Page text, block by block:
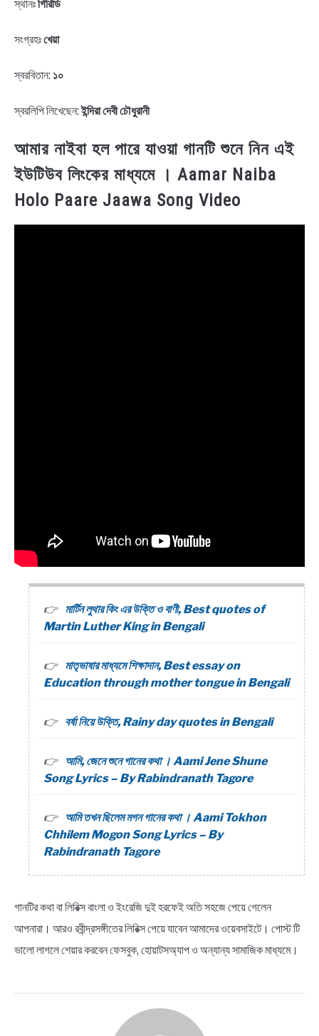
স্থানঃগিরিডি
সংগ্রহঃখেয়া
স্বরবিতান: ১০
স্বরলিপি লিখেছেন:ইন্দিরা দেবী চৌধুরানী
আমার নাইবা হল পারে যাওয়া গানটি শুনে নিন এই
ইউটিউব লিংকের মাধ্যমে । Aamar Naiba
Holo Paare Jaawa Song Video
মার্টিন লুথার কিং এর উক্তি ও বাণী, Best quotes of
Martin Luther King in Bengali
মাতৃভাষার মাধ্যমে শিক্ষাদান, Best essay on
Education through mother tongue in Bengali
বর্ষা নিয়ে উক্তি, Rainy day quotes in Bengali
আমি, জেনে শুনে গানের কথা । Aami Jene Shune
Song Lyrics – By Rabindranath Tagore
আমি তখন ছিলেম মগন গানের কথা । Aami Tokhon
Chhilem Mogon Song Lyrics – By
Rabindranath Tagore
গানটির কথা বা লিরিক্স বাংলা ও ইংরেজি দুই হরফেই অতি সহজে পেয়ে গেলেন
আপনারা। আরও রবীন্দ্রসঙ্গীতের লিরিক্স পেয়ে যাবেন আমাদের ওয়েবসাইটে। পোস্ট টি
ভালো লাগলে শেয়ার করবেন ফেসবুক, হোয়াটসঅ্যাপ ও অন্যান্য সামাজিক মাধ্যমে।